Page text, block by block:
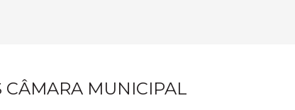
CÂMARA MUNICIPAL